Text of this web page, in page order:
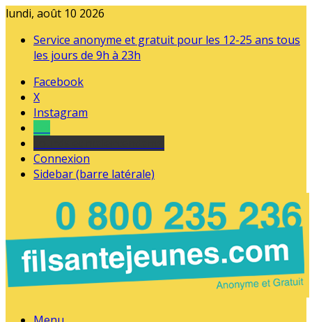
lundi, août 10 2026
Service anonyme et gratuit pour les 12-25 ans tous
les jours de 9h à 23h
Facebook
X
Instagram
Connexion
Sidebar (barre latérale)